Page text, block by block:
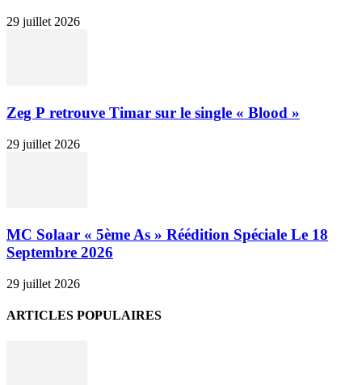
29 juillet 2026
Zeg P retrouve Timar sur le single « Blood »
29 juillet 2026
MC Solaar « 5ème As » Réédition Spéciale Le 18
Septembre 2026
29 juillet 2026
ARTICLES POPULAIRES